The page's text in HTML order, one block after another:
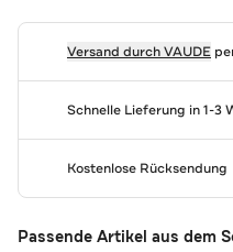
Versand durchVAUDE
Schnelle Lieferung in 1-3
Kostenlose Rücksendung
Passende Artikel aus dem